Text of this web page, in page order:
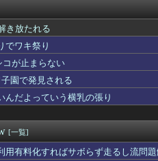
ｗｗｗ
とが判明！ 何と日本も巻...
ップトラックの代わりにな...
が自信喪失の原因に
京レイヴンズ』など...
携帯電話強盗に抵抗した末...
・・・
の謎が解けるWWW
き放たれる
でワキ祭り
コが止まらない
園で発見される
んだよっていう横乳の張り
[一覧]
用有料化すればサボらず走るし流問題